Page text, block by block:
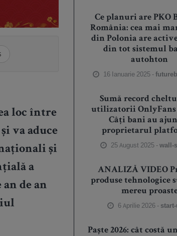
loc între
va aduce
și
a
de an
Ce planuri are PKO
România: cea mai
din Polonia are active
din tot sistemul
autohton
16 Ianuarie 2025 -
Sumă record
utilizatorii OnlyFans
Câți bani au
proprietarul
25 August 2025 -wall-
ANALIZĂ VIDEO
produse tehnologice
mereu
6 Aprilie 2026 -
Paște 2026: cât costă